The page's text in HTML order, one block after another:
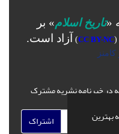
بهترین
«تاریخ اسلام» بر
(
CC BY-NC
) آزاد است.
در خبرنامه نشریه مشترک
اشتراک